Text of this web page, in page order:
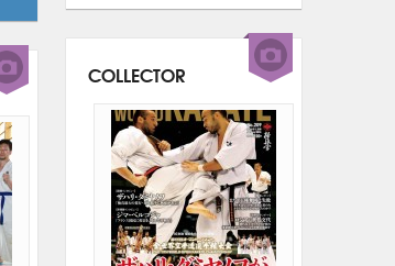
COLLECTOR